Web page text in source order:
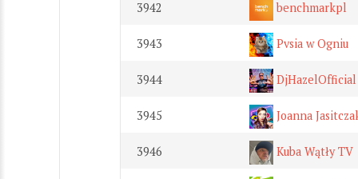
3942 benchmarkpl
3943 Pvsia w Ogniu
3944
3945 Joanna
3946 Kuba Wątły TV